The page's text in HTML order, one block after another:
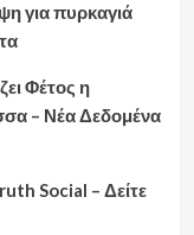
για πυρκαγιά
Φέτος η
– Νέα Δεδομένα
Social – Δείτε